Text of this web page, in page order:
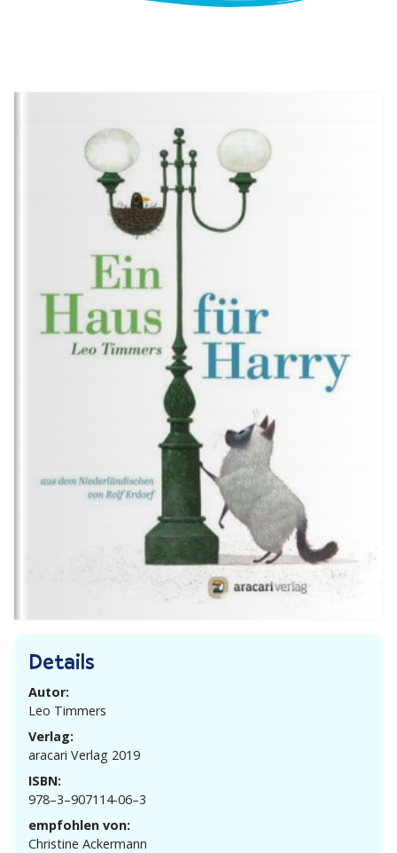
Details
Autor:
Leo Timmers
Verlag:
aracari Verlag 2019
ISBN:
978–3–907114-06–3
empfohlen von:
Christine Ackermann